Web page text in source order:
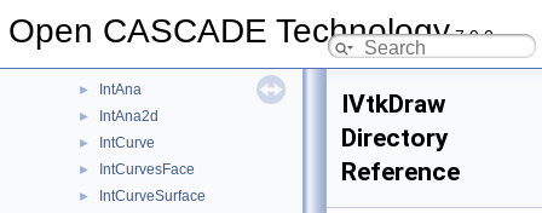
Open CASCADE Technology7.9.0
IMeshData
► IntAna
► IntAna2d
► IntCurve
► IntCurvesFace
► IntCurveSurface
IVtkDraw
Directory
Reference